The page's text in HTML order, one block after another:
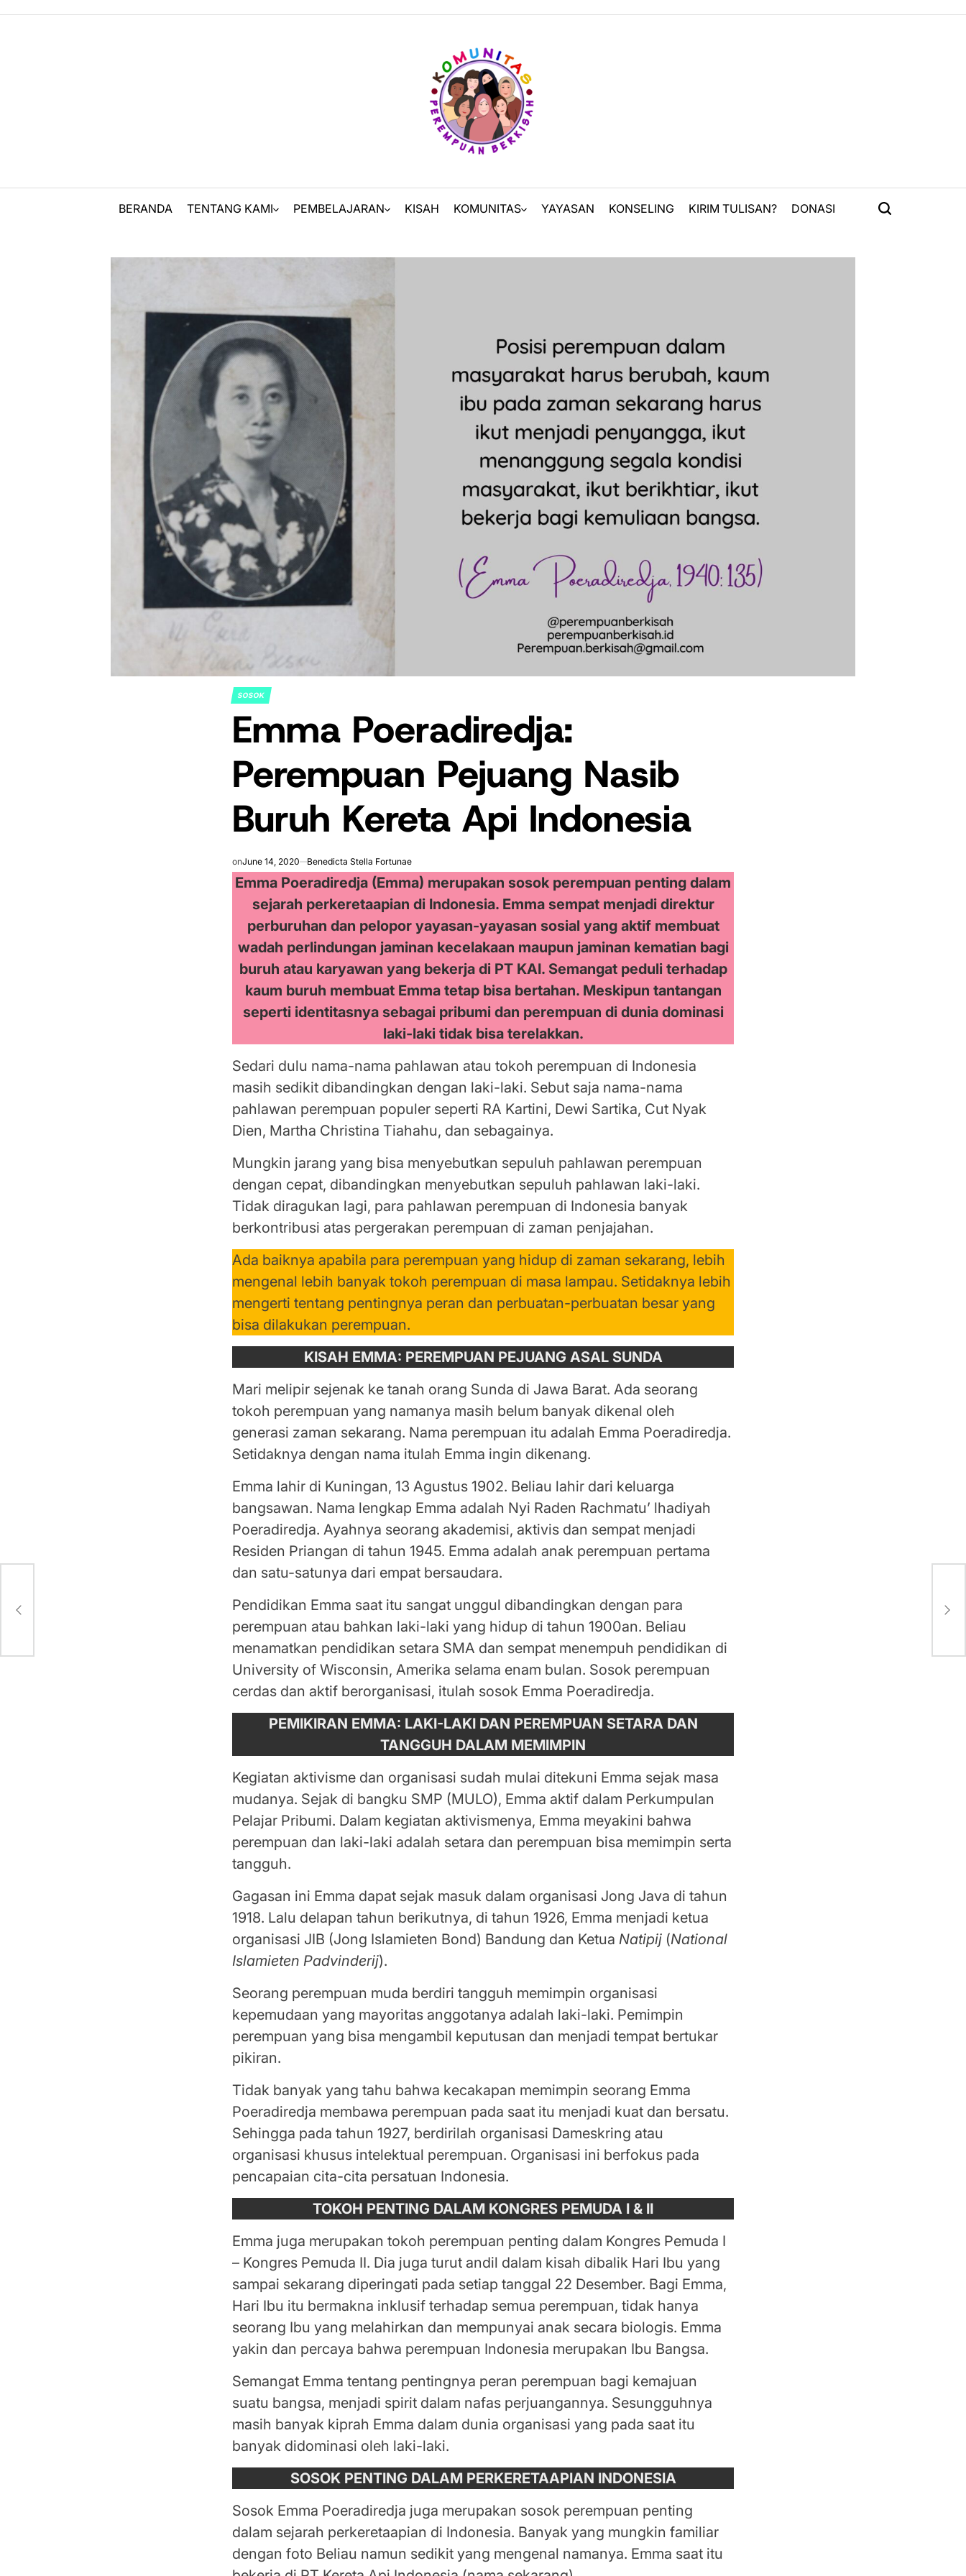
BERANDA TENTANG KAMI PEMBELAJARAN KISAH KOMUNITAS YAYASAN KONSELING KIRIM TULISAN? DONASI
POSTED
SOSOK
Emma Poeradiredja:
Perempuan Pejuang Nasib
Buruh Kereta Api Indonesia
onJune 14, 2020 Benedicta Stella Fortunae
Emma Poeradiredja (Emma) merupakan sosok perempuan penting dalam
sejarah perkeretaapian di Indonesia. Emma sempat menjadi direktur
perburuhan dan pelopor yayasan-yayasan sosial yang aktif membuat
wadah perlindungan jaminan kecelakaan maupun jaminan kematian bagi
buruh atau karyawan yang bekerja di PT KAI. Semangat peduli terhadap
kaum buruh membuat Emma tetap bisa bertahan. Meskipun tantangan
seperti identitasnya sebagai pribumi dan perempuan di dunia dominasi
laki-laki tidak bisa terelakkan.
Sedari dulu nama-nama pahlawan atau tokoh perempuan di Indonesia
masih sedikit dibandingkan dengan laki-laki. Sebut saja nama-nama
pahlawan perempuan populer seperti RA Kartini, Dewi Sartika, Cut Nyak
Dien, Martha Christina Tiahahu, dan sebagainya.
Mungkin jarang yang bisa menyebutkan sepuluh pahlawan perempuan
dengan cepat, dibandingkan menyebutkan sepuluh pahlawan laki-laki.
Tidak diragukan lagi, para pahlawan perempuan di Indonesia banyak
berkontribusi atas pergerakan perempuan di zaman penjajahan.
Ada baiknya apabila para perempuan yang hidup di zaman sekarang, lebih
mengenal lebih banyak tokoh perempuan di masa lampau. Setidaknya lebih
mengerti tentang pentingnya peran dan perbuatan-perbuatan besar yang
bisa dilakukan perempuan.
KISAH EMMA: PEREMPUAN PEJUANG ASAL SUNDA
Mari melipir sejenak ke tanah orang Sunda di Jawa Barat. Ada seorang
tokoh perempuan yang namanya masih belum banyak dikenal oleh
generasi zaman sekarang. Nama perempuan itu adalah Emma Poeradiredja.
Setidaknya dengan nama itulah Emma ingin dikenang.
Emma lahir di Kuningan, 13 Agustus 1902. Beliau lahir dari keluarga
bangsawan. Nama lengkap Emma adalah Nyi Raden Rachmatu’ lhadiyah
Poeradiredja. Ayahnya seorang akademisi, aktivis dan sempat menjadi
Residen Priangan di tahun 1945. Emma adalah anak perempuan pertama
dan satu-satunya dari empat bersaudara.
Pendidikan Emma saat itu sangat unggul dibandingkan dengan para
perempuan atau bahkan laki-laki yang hidup di tahun 1900an. Beliau
menamatkan pendidikan setara SMA dan sempat menempuh pendidikan di
University of Wisconsin, Amerika selama enam bulan. Sosok perempuan
cerdas dan aktif berorganisasi, itulah sosok Emma Poeradiredja.
PEMIKIRAN EMMA: LAKI-LAKI DAN PEREMPUAN SETARA DAN
TANGGUH DALAM MEMIMPIN
Kegiatan aktivisme dan organisasi sudah mulai ditekuni Emma sejak masa
mudanya. Sejak di bangku SMP (MULO), Emma aktif dalam Perkumpulan
Pelajar Pribumi. Dalam kegiatan aktivismenya, Emma meyakini bahwa
perempuan dan laki-laki adalah setara dan perempuan bisa memimpin serta
tangguh.
Gagasan ini Emma dapat sejak masuk dalam organisasi Jong Java di tahun
1918. Lalu delapan tahun berikutnya, di tahun 1926, Emma menjadi ketua
organisasi JIB (Jong Islamieten Bond) Bandung dan Ketua Natipij (National
Islamieten Padvinderij).
Seorang perempuan muda berdiri tangguh memimpin organisasi
kepemudaan yang mayoritas anggotanya adalah laki-laki. Pemimpin
perempuan yang bisa mengambil keputusan dan menjadi tempat bertukar
pikiran.
Tidak banyak yang tahu bahwa kecakapan memimpin seorang Emma
Poeradiredja membawa perempuan pada saat itu menjadi kuat dan bersatu.
Sehingga pada tahun 1927, berdirilah organisasi Dameskring atau
organisasi khusus intelektual perempuan. Organisasi ini berfokus pada
pencapaian cita-cita persatuan Indonesia.
TOKOH PENTING DALAM KONGRES PEMUDA I & II
Emma juga merupakan tokoh perempuan penting dalam Kongres Pemuda I
– Kongres Pemuda II. Dia juga turut andil dalam kisah dibalik Hari Ibu yang
sampai sekarang diperingati pada setiap tanggal 22 Desember. Bagi Emma,
Hari Ibu itu bermakna inklusif terhadap semua perempuan, tidak hanya
seorang Ibu yang melahirkan dan mempunyai anak secara biologis. Emma
yakin dan percaya bahwa perempuan Indonesia merupakan Ibu Bangsa.
Semangat Emma tentang pentingnya peran perempuan bagi kemajuan
suatu bangsa, menjadi spirit dalam nafas perjuangannya. Sesungguhnya
masih banyak kiprah Emma dalam dunia organisasi yang pada saat itu
banyak didominasi oleh laki-laki.
SOSOK PENTING DALAM PERKERETAAPIAN INDONESIA
Sosok Emma Poeradiredja juga merupakan sosok perempuan penting
dalam sejarah perkeretaapian di Indonesia. Banyak yang mungkin familiar
dengan foto Beliau namun sedikit yang mengenal namanya. Emma saat itu